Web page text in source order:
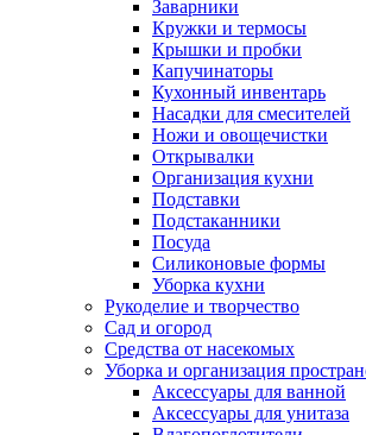
Заварники
Кружки и термосы
Крышки и пробки
Капучинаторы
Кухонный инвентарь
Насадки для смесителей
Ножи и овощечистки
Открывалки
Организация кухни
Подставки
Подстаканники
Посуда
Силиконовые формы
Уборка кухни
Рукоделие и творчество
Сад и огород
Средства от насекомых
Уборка и организация
Аксессуары для ванной
Аксессуары для унитаза